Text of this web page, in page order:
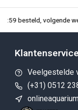
besteld, volgende
Klantenservice
Veelgestelde
(+31) 0512